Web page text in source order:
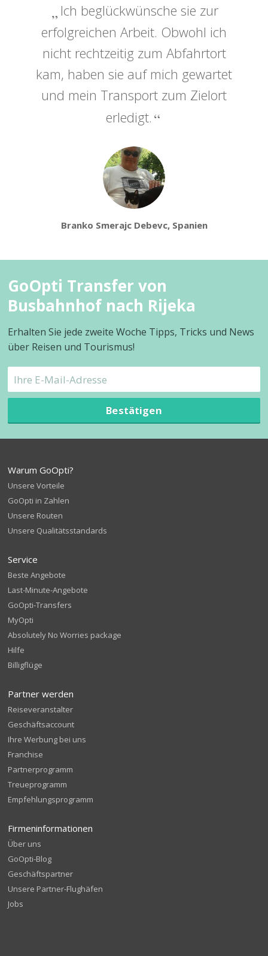
Ich beglückwünsche sie zur
erfolgreichen Arbeit. Obwohl ich
nicht rechtzeitig zum Abfahrtort
kam, haben sie auf mich gewartet
und mein Transport zum Zielort
erledigt.
Branko Smerajc Debevc, Spanien
GoOpti Transfer von
Busbahnhof nach Rijeka
Erhalten Sie jede zweite Woche Tipps, Tricks und News
über Reisen und Tourismus!
Bestätigen
Warum GoOpti?
Unsere Vorteile
GoOpti in Zahlen
Unsere Routen
Unsere Qualitätsstandards
Service
Beste Angebote
Last-Minute-Angebote
GoOpti-Transfers
MyOpti
Absolutely No Worries package
Hilfe
Billigflüge
Partner werden
Reiseveranstalter
Geschäftsaccount
Ihre Werbung bei uns
Franchise
Partnerprogramm
Treueprogramm
Empfehlungsprogramm
Firmeninformationen
Über uns
GoOpti-Blog
Geschäftspartner
Unsere Partner-Flughäfen
Jobs